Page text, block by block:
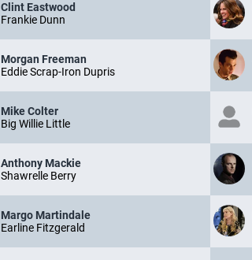
Clint Eastwood
Frankie Dunn
Morgan Freeman
Eddie Scrap-Iron Dupris
Mike Colter
Big Willie Little
Anthony Mackie
Shawrelle Berry
Margo Martindale
Earline Fitzgerald